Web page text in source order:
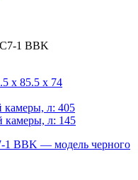
х 85.5 х 74
камеры, л: 405
камеры, л: 145
1 BBK — модель черного